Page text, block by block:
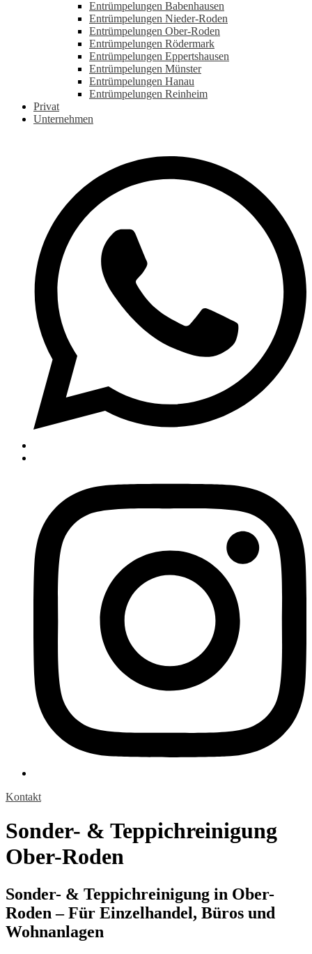
Entrümpelungen Babenhausen
Entrümpelungen Nieder-Roden
Entrümpelungen Ober-Roden
Entrümpelungen Rödermark
Entrümpelungen Eppertshausen
Entrümpelungen Münster
Entrümpelungen Hanau
Entrümpelungen Reinheim
Privat
Unternehmen
Kontakt
Sonder- & Teppichreinigung
Ober-Roden
Sonder- & Teppichreinigung in Ober-
Roden – Für Einzelhandel, Büros und
Wohnanlagen